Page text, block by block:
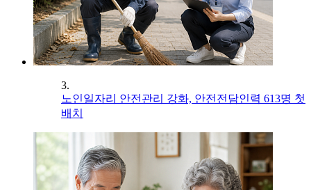
3.
노인일자리 안전관리 강화, 안전전담인력 613명 첫
배치